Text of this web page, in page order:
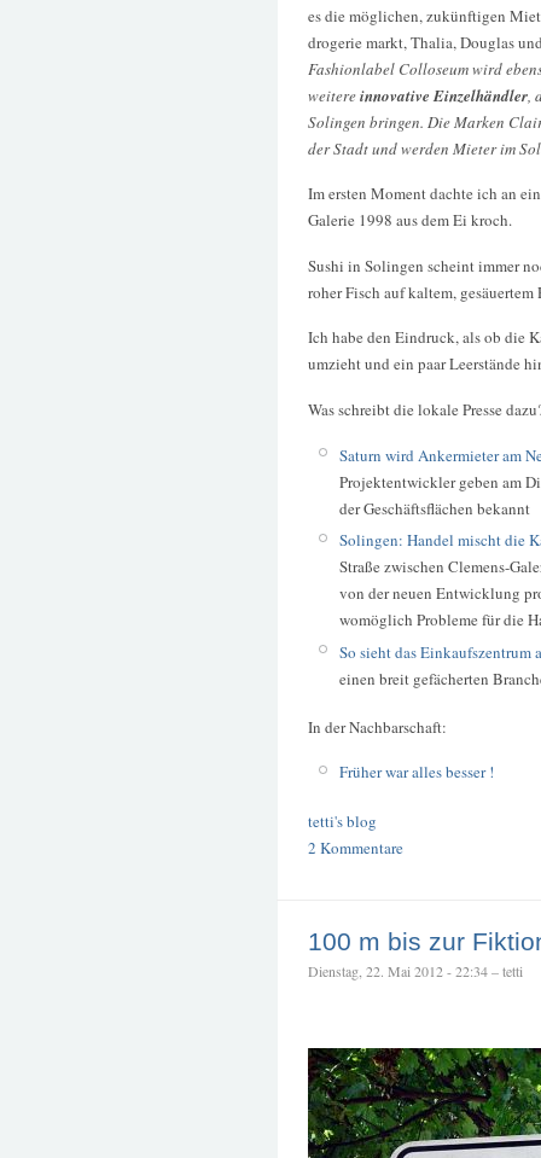
es die möglichen, zukünftigen
drogerie markt, Thalia, Douglas
Fashionlabel Colloseum wird
weitereinnovative Einzelhändler,
Solingen bringen. Die Marken
der Stadt und werden Mieter im
Im ersten Moment dachte ich an
Galerie 1998 aus dem Ei kroch.
Sushi in Solingen scheint immer
roher Fisch auf kaltem, gesäuertem
Ich habe den Eindruck, als ob die
umzieht und ein paar Leerstände
Was schreibt die lokale Presse
Saturn wird Ankermieter am
Projektentwickler geben am
der Geschäftsflächen bekannt
Solingen: Handel mischt die
Straße zwischen Clemens-
von der neuen Entwicklung
womöglich Probleme für die
So sieht das Einkaufszentrum
einen breit gefächerten
In der Nachbarschaft:
Früher war alles besser !
tetti's blog
2 Kommentare
100 m bis zur
Dienstag, 22. Mai 2012 - 22:34 – tetti